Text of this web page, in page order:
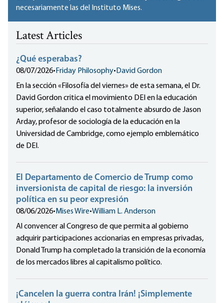
necesariamente las del Instituto Mises.
Latest Articles
¿Qué esperabas?
08/07/2026• Friday Philosophy• David Gordon
En la sección «Filosofía del viernes» de esta semana, el Dr.
David Gordon critica el movimiento DEI en la educación
superior, señalando el caso totalmente absurdo de Jason
Arday, profesor de sociología de la educación en la
Universidad de Cambridge, como ejemplo emblemático
de DEI.
El Departamento de Comercio de Trump como
inversionista de capital de riesgo: la inversión
política en su peor expresión
08/06/2026• Mises Wire•William L. Anderson
Al convencer al Congreso de que permita al gobierno
adquirir participaciones accionarias en empresas privadas,
Donald Trump ha completado la transición de la economía
de los mercados libres al capitalismo político.
¡Cancelen la guerra contra Irán! ¡Simplemente